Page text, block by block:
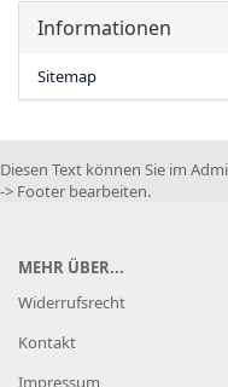
Informationen
Sitemap
Diesen Text können Sie im
-> Footer bearbeiten.
MEHR ÜBER...
Widerrufsrecht
Kontakt
Impressum